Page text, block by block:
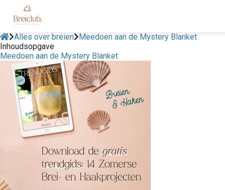
Alles over breien
Meedoen aan de Mystery Blanket
Inhoudsopgave
Meedoen aan de Mystery Blanket